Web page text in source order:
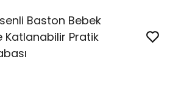
Baston Bebek
Katlanabilir Pratik